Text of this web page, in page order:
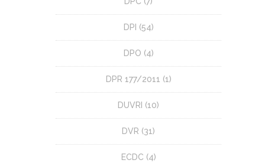
DPI (54)
DPO (4)
DPR 177/2011 (1)
DUVRI (10)
DVR (31)
ECDC (4)